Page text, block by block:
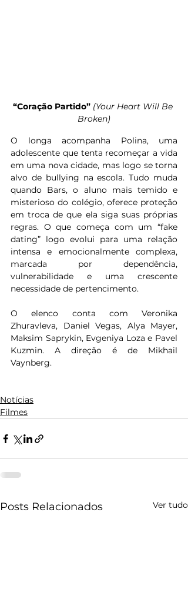
“Coração Partido” (Your Heart Will Be
Broken)
O longa acompanha Polina, uma
adolescente que tenta recomeçar a vida
em uma nova cidade, mas logo se torna
alvo de bullying na escola. Tudo muda
quando Bars, o aluno mais temido e
misterioso do colégio, oferece proteção
em troca de que ela siga suas próprias
regras. O que começa com um “fake
dating” logo evolui para uma relação
intensa e emocionalmente complexa,
marcada por dependência,
vulnerabilidade e uma crescente
necessidade de pertencimento.
O elenco conta com Veronika
Zhuravleva, Daniel Vegas, Alya Mayer,
Maksim Saprykin, Evgeniya Loza e Pavel
Kuzmin. A direção é de Mikhail
Vaynberg.
Notícias
Filmes
Posts Relacionados Ver tudo